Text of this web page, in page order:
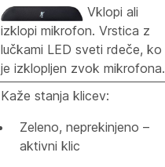
Vklopi ali
izklopi mikrofon. Vrstica z
lučkami LED sveti rdeče, ko
je izklopljen zvok mikrofona.
Kaže stanja klicev:
Zeleno, neprekinjeno –
aktivni klic